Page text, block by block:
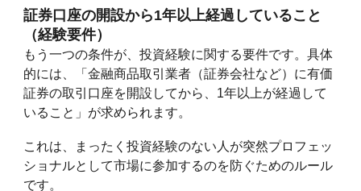
証券口座の開設から1年以上経過していること
（経験要件）
もう一つの条件が、投資経験に関する要件です。具体
的には、「金融商品取引業者（証券会社など）に有価
証券の取引口座を開設してから、1年以上が経過して
いること」が求められます。
これは、まったく投資経験のない人が突然プロフェッ
ショナルとして市場に参加するのを防ぐためのルール
です。